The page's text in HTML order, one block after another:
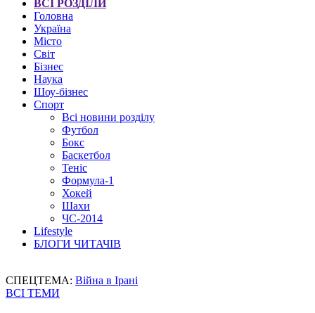
ВСІ РОЗДІЛИ
Головна
Україна
Місто
Світ
Бізнес
Наука
Шоу-бізнес
Спорт
Всі новини розділу
Футбол
Бокс
Баскетбол
Теніс
Формула-1
Хокей
Шахи
ЧС-2014
Lifestyle
БЛОГИ ЧИТАЧІВ
СПЕЦТЕМА: Війна в Ірані
ВСІ ТЕМИ